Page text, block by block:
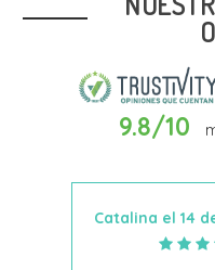
9.8/10
Catalina el 14